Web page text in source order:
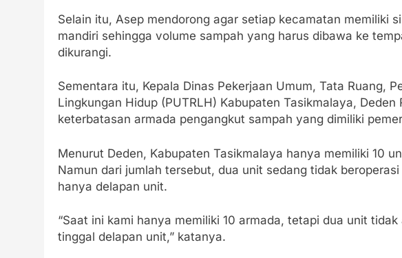
Selain itu, Asep mendorong agar setiap kecamatan memiliki
mandiri sehingga volume sampah yang harus dibawa ke
dikurangi.
Sementara itu, Kepala Dinas Pekerjaan Umum, Tata Ruang,
Lingkungan Hidup (PUTRLH) Kabupaten Tasikmalaya, Deden
keterbatasan armada pengangkut sampah yang dimiliki
Menurut Deden, Kabupaten Tasikmalaya hanya memiliki 10
Namun dari jumlah tersebut, dua unit sedang tidak
hanya delapan unit.
“Saat ini kami hanya memiliki 10 armada, tetapi dua unit
tinggal delapan unit,” katanya.